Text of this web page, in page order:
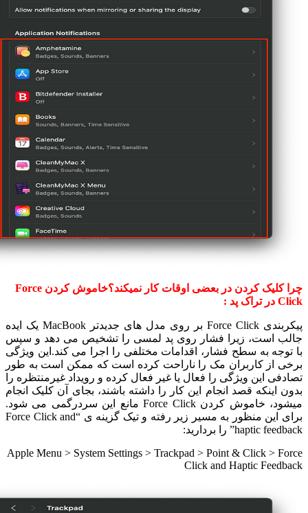
چرا کلیک کردن در بعضی اوقات کار نمیکند؟خاموش کردن Force
Click در تراک پد :
پیکربندی Force Click بر روی مدل های جدیدتر MacBook یک ایده
جالب است، زیرا فشار روی پد لمسی را تشخیص می دهد و سپس
با توجه به سطح فشار، اقدامات مختلفی را اجرا می کند.این ویژگی
برخی از کاربران مک را ناراحت کرده است که ممکن است به طور
تصادفی این ویژگی را فعال یا غیر فعال کرده و رویداد غیرمنتظره را
بدون اینکه قصد انجام این کار را داشته باشند، بجای آن کلیک انجام
میشود، خاموش کردن Force Click مانع این سردرگمی می شود.
برای این منظور به مسیر زیر رفته و تیک گزینه ی “Force Click and
haptic feedback” را بردارید:
Apple Menu > System Settings > Trackpad > Point & Click > Force
Click and Haptic Feedback